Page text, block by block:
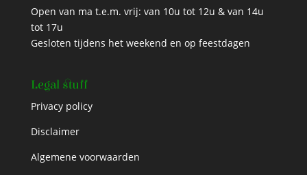
Open van ma t.e.m. vrij: van 10u tot 12u & van 14u
tot 17u
Gesloten tijdens het weekend en op feestdagen
Legal stuff
Privacy policy
Disclaimer
Algemene voorwaarden